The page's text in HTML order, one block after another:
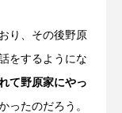
り、その後野原
をするようにな
て野原家にやっ
ったのだろう。